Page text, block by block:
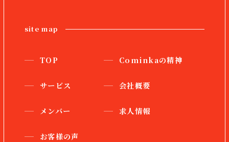
site map
TOP
サービス
メンバー
お客様の声
Cominkaの精神
会社概要
求人情報